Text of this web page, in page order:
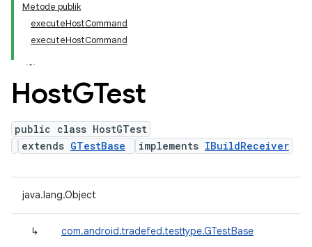
Metode publik
executeHostCommand
executeHostCommand
HostGTest
public class HostGTest
extends GTestBase implements IBuildReceiver
java.lang.Object
↳ com.android.tradefed.testtype.GTestBase